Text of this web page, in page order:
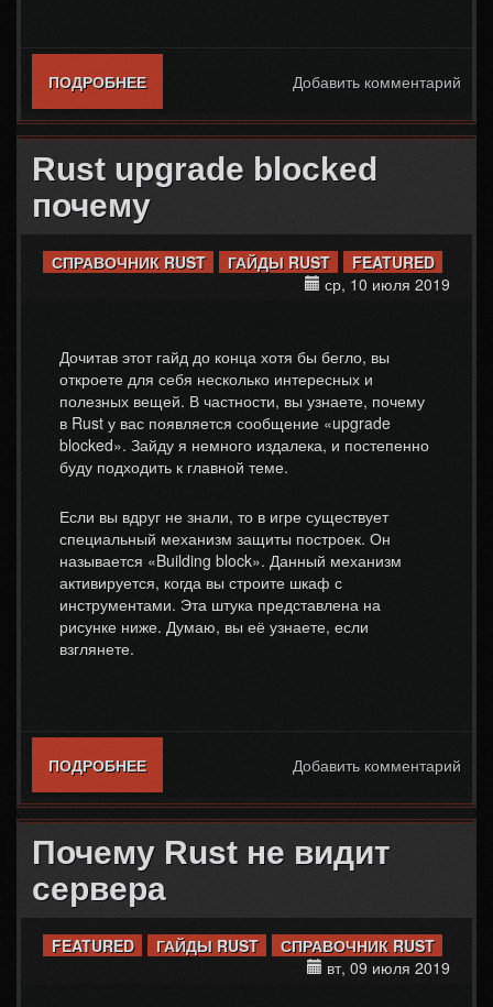
ПОДРОБНЕЕО ПОЧЕМУ ВЫЛЕТАЕТ RUST ПРИ ЗАХОДЕ
НА СЕРВЕР
Добавить комментарий
Rust upgrade blocked
почему
СПРАВОЧНИК RUST ГАЙДЫ RUST
FEATURED
ср, 10 июля 2019
Дочитав этот гайд до конца хотя бы бегло, вы
откроете для себя несколько интересных и
полезных вещей. В частности, вы узнаете, почему
в Rust у вас появляется сообщение «upgrade
blocked». Зайду я немного издалека, и постепенно
буду подходить к главной теме.
Если вы вдруг не знали, то в игре существует
специальный механизм защиты построек. Он
называется «Building block». Данный механизм
активируется, когда вы строите шкаф с
инструментами. Эта штука представлена на
рисунке ниже. Думаю, вы её узнаете, если
взглянете.
ПОДРОБНЕЕО RUST UPGRADE BLOCKED ПОЧЕМУ
Добавить комментарий
Почему Rust не видит
сервера
FEATURED ГАЙДЫ RUST
СПРАВОЧНИК RUST
вт, 09 июля 2019